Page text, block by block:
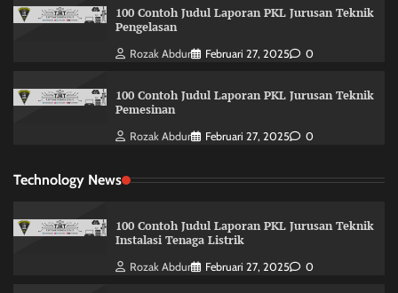
100 Contoh Judul Laporan PKL Jurusan Teknik
Pengelasan
Rozak Abdur Februari 27, 2025 0
100 Contoh Judul Laporan PKL Jurusan Teknik
Pemesinan
Rozak Abdur Februari 27, 2025 0
Technology News
100 Contoh Judul Laporan PKL Jurusan Teknik
Instalasi Tenaga Listrik
Rozak Abdur Februari 27, 2025 0